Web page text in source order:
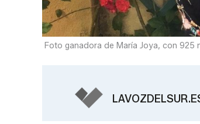
Foto ganadora de María Joya, con 925